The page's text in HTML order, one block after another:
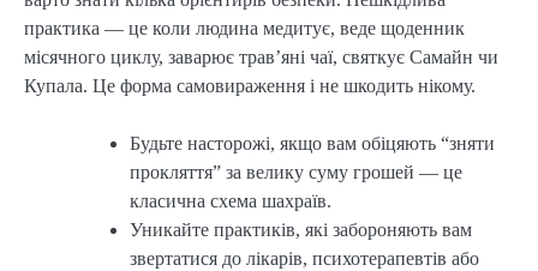
практика — це коли людина медитує, веде щоденник
місячного циклу, заварює трав’яні чаї, святкує Самайн чи
Купала. Це форма самовираження і не шкодить нікому.
Будьте насторожі, якщо вам обіцяють “зняти
прокляття” за велику суму грошей — це
класична схема шахраїв.
Уникайте практиків, які забороняють вам
звертатися до лікарів, психотерапевтів або